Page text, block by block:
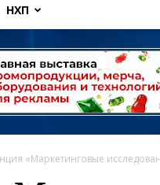
НХП
«Маркетинговые